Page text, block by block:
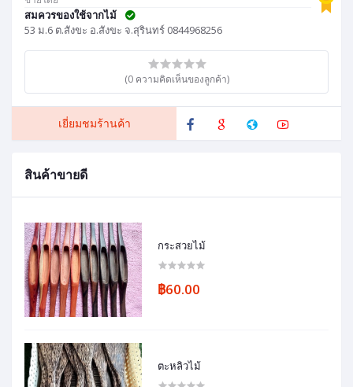
สมควรของใช้จากไม้
53 ม.6 ต.สังขะ อ.สังขะ จ.สุรินทร์ 0844968256
(0 ความคิดเห็นของลูกค้า)
เยี่ยมชมร้านค้า
สินค้าขายดี
กระสวยไม้
฿60.00
ตะหลิวไม้